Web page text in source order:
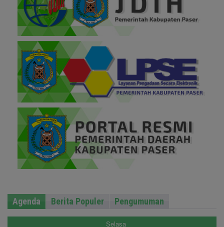
Agenda Berita Populer Pengumuman
Selasa